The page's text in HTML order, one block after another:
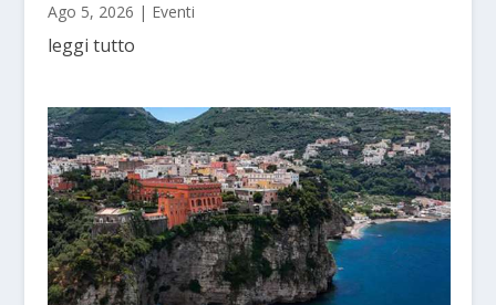
Ago 5, 2026 | Eventi
leggi tutto